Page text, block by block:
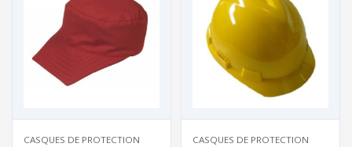
CASQUES DE PROTECTION CASQUES DE PROTECTION